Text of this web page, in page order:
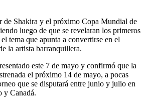
de Shakira y el próximo Copa Mundial de
luego de que se revelaran los primeros
tema que apunta a convertirse en el
la artista barranquillera.
este 7 de mayo y confirmó que la
el próximo 14 de mayo, a pocas
que se disputará entre junio y julio en
y Canadá.